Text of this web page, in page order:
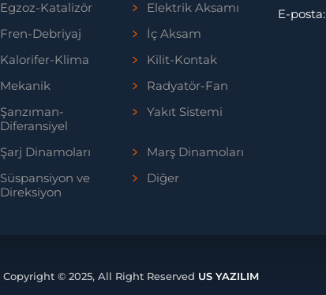
Egzoz-Katalizör
Elektrik Aksamı
Fren-Debriyaj
İç Aksam
Kalorifer-Klima
Kilit-Kontak
Mekanik
Radyatör-Fan
Şanzıman-
Diferansiyel
Yakıt Sistemi
Şarj Dinamoları
Marş Dinamoları
Süspansiyon ve
Direksiyon
Diğer
E-posta:
Copyright © 2025, All Right Reserved US YAZILIM